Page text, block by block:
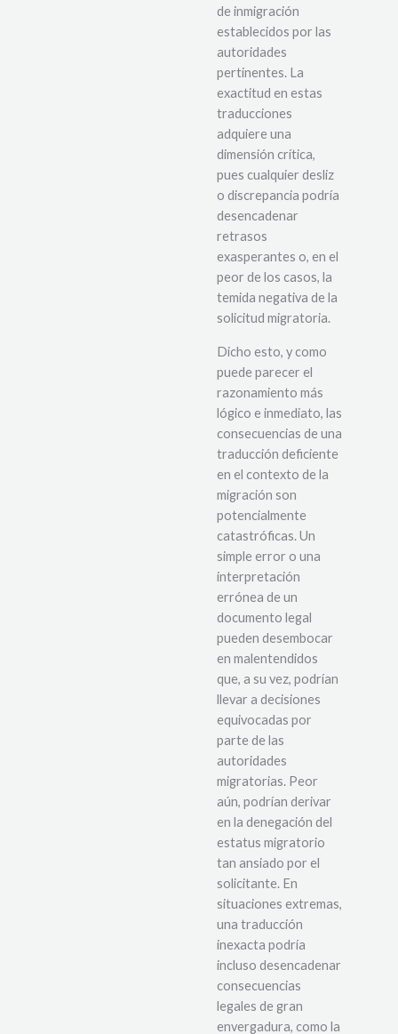
de inmigración
establecidos por las
autoridades
pertinentes. La
exactitud en estas
traducciones
adquiere una
dimensión crítica,
pues cualquier desliz
o discrepancia podría
desencadenar
retrasos
exasperantes o, en el
peor de los casos, la
temida negativa de la
solicitud migratoria.
Dicho esto, y como
puede parecer el
razonamiento más
lógico e inmediato, las
consecuencias de una
traducción deficiente
en el contexto de la
migración son
potencialmente
catastróficas. Un
simple error o una
interpretación
errónea de un
documento legal
pueden desembocar
en malentendidos
que, a su vez, podrían
llevar a decisiones
equivocadas por
parte de las
autoridades
migratorias. Peor
aún, podrían derivar
en la denegación del
estatus migratorio
tan ansiado por el
solicitante. En
situaciones extremas,
una traducción
inexacta podría
incluso desencadenar
consecuencias
legales de gran
envergadura, como la